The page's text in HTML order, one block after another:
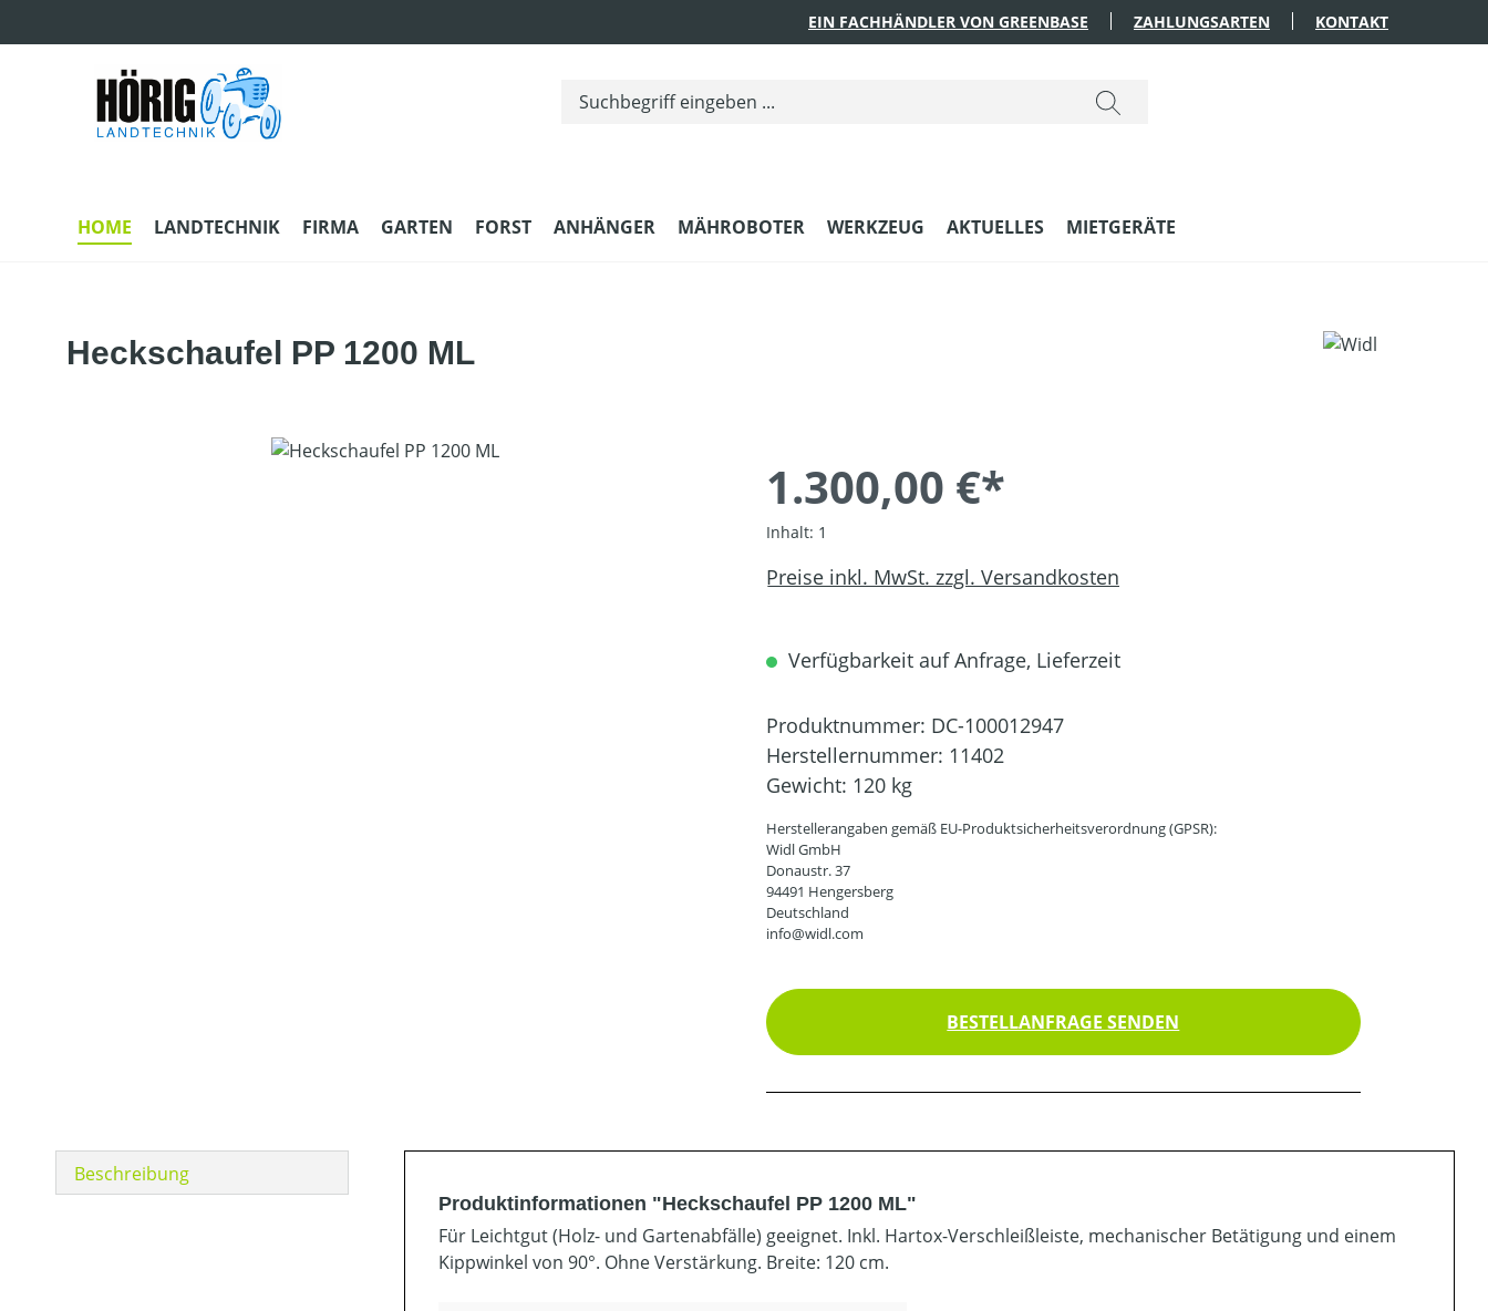
EIN FACHHÄNDLER VON GREENBASE ZAHLUNGSARTEN KONTAKT
HOME LANDTECHNIK FIRMA GARTEN FORST ANHÄNGER MÄHROBOTER WERKZEUG AKTUELLES MIETGERÄTE
Heckschaufel PP 1200 ML
Bildergalerie überspringen
1.300,00 €*
Inhalt: 1
Preise inkl. MwSt. zzgl. Versandkosten
Verfügbarkeit auf Anfrage, Lieferzeit
Produktnummer: DC-100012947
Herstellernummer: 11402
Gewicht: 120 kg
Herstellerangaben gemäß EU-Produktsicherheitsverordnung (GPSR):
Widl GmbH
Donaustr. 37
94491 Hengersberg
Deutschland
info@widl.com
BESTELLANFRAGE SENDEN
Beschreibung
Produktinformationen "Heckschaufel PP 1200 ML"
Für Leichtgut (Holz- und Gartenabfälle) geeignet. Inkl. Hartox-Verschleißleiste, mechanischer Betätigung und einem
Kippwinkel von 90°. Ohne Verstärkung. Breite: 120 cm.